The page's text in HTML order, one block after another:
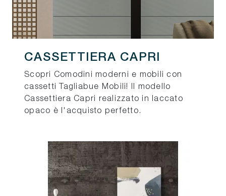
CASSETTIERA CAPRI
Scopri Comodini moderni e mobili con
cassetti Tagliabue Mobili! Il modello
Cassettiera Capri realizzato in laccato
opaco è l'acquisto perfetto.